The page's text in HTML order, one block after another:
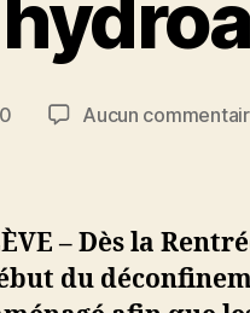
Aucun
– Dès la
du